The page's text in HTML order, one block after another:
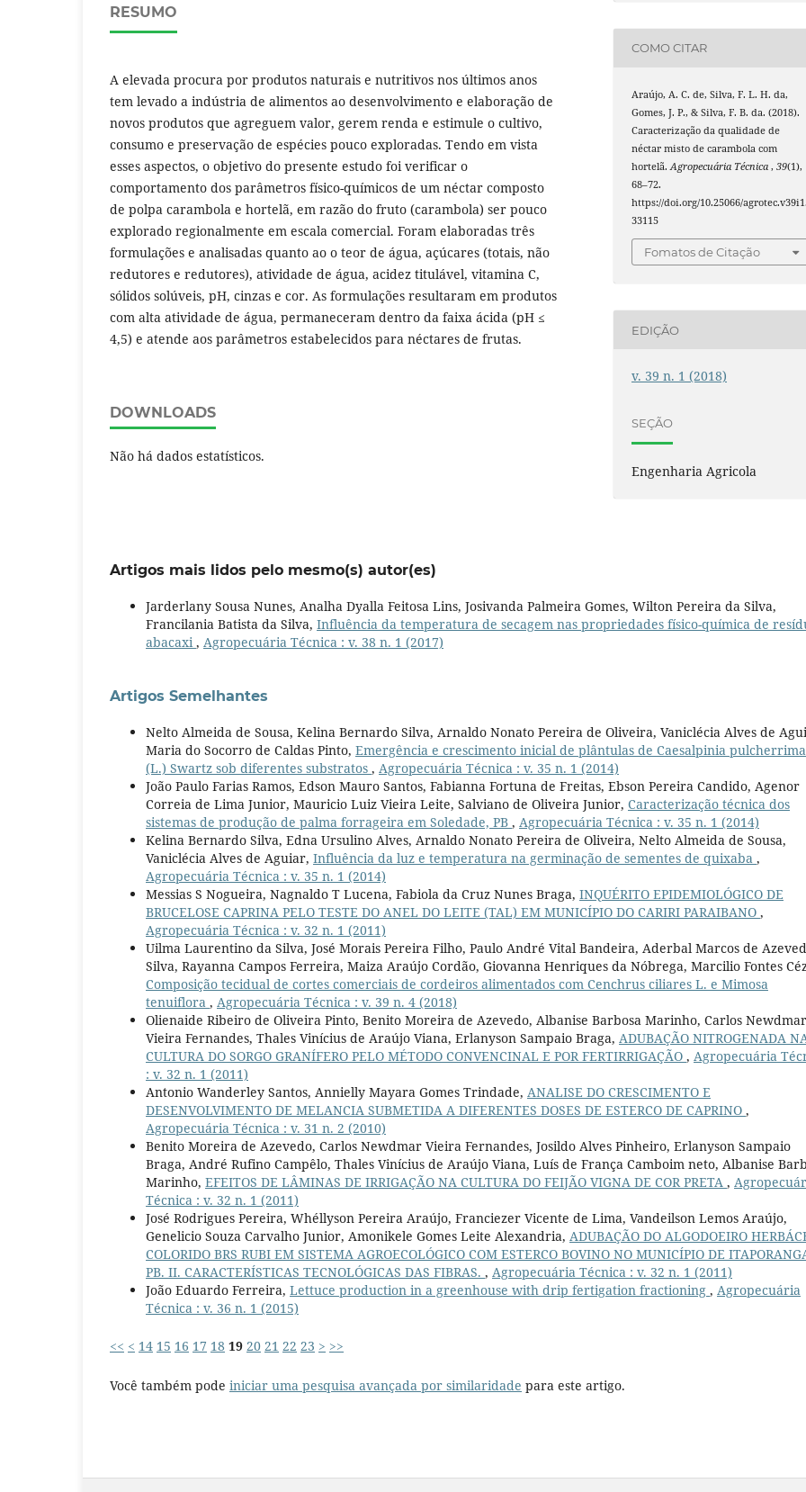
RESUMO
A elevada procura por produtos naturais e nutritivos nos últimos anos
tem levado a indústria de alimentos ao desenvolvimento e elaboração de
novos produtos que agreguem valor, gerem renda e estimule o cultivo,
consumo e preservação de espécies pouco exploradas. Tendo em vista
esses aspectos, o objetivo do presente estudo foi verificar o
comportamento dos parâmetros físico-químicos de um néctar composto
de polpa carambola e hortelã, em razão do fruto (carambola) ser pouco
explorado regionalmente em escala comercial. Foram elaboradas três
formulações e analisadas quanto ao o teor de água, açúcares (totais, não
redutores e redutores), atividade de água, acidez titulável, vitamina C,
sólidos solúveis, pH, cinzas e cor. As formulações resultaram em produtos
com alta atividade de água, permaneceram dentro da faixa ácida (pH ≤
4,5) e atende aos parâmetros estabelecidos para néctares de frutas.
DOWNLOADS
Não há dados estatísticos.
COMO CITAR
Araújo, A. C. de, Silva, F. L. H. da,
Gomes, J. P., & Silva, F. B. da. (2018).
Caracterização da qualidade de
néctar misto de carambola com
hortelã.Agropecuária Técnica,39(1),
68–72.
https://doi.org/10.25066/
33115
Fomatos de Citação
EDIÇÃO
v. 39 n. 1 (2018)
SEÇÃO
Engenharia Agricola
Artigos mais lidos pelo mesmo(s) autor(es)
Jarderlany Sousa Nunes, Analha Dyalla Feitosa Lins, Josivanda Palmeira Gomes, Wilton Pereira da Silva,
Francilania Batista da Silva, Influência da temperatura de secagem nas propriedades físico-química de
abacaxi, Agropecuária Técnica : v. 38 n. 1 (2017)
Artigos Semelhantes
Nelto Almeida de Sousa, Kelina Bernardo Silva, Arnaldo Nonato Pereira de Oliveira, Vaniclécia Alves de
Maria do Socorro de Caldas Pinto, Emergência e crescimento inicial de plântulas de Caesalpinia pulcherrima
(L.) Swartz sob diferentes substratos , Agropecuária Técnica : v. 35 n. 1 (2014)
João Paulo Farias Ramos, Edson Mauro Santos, Fabianna Fortuna de Freitas, Ebson Pereira Candido, Agenor
Correia de Lima Junior, Mauricio Luiz Vieira Leite, Salviano de Oliveira Junior, Caracterização técnica dos
sistemas de produção de palma forrageira em Soledade, PB , Agropecuária Técnica : v. 35 n. 1 (2014)
Kelina Bernardo Silva, Edna Ursulino Alves, Arnaldo Nonato Pereira de Oliveira, Nelto Almeida de Sousa,
Vaniclécia Alves de Aguiar, Influência da luz e temperatura na germinação de sementes de quixaba ,
Agropecuária Técnica : v. 35 n. 1 (2014)
Messias S Nogueira, Nagnaldo T Lucena, Fabiola da Cruz Nunes Braga, INQUÉRITO EPIDEMIOLÓGICO DE
BRUCELOSE CAPRINA PELO TESTE DO ANEL DO LEITE (TAL) EM MUNICÍPIO DO CARIRI PARAIBANO ,
Agropecuária Técnica : v. 32 n. 1 (2011)
Uilma Laurentino da Silva, José Morais Pereira Filho, Paulo André Vital Bandeira, Aderbal Marcos de
Silva, Rayanna Campos Ferreira, Maiza Araújo Cordão, Giovanna Henriques da Nóbrega, Marcilio Fontes
Composição tecidual de cortes comerciais de cordeiros alimentados com Cenchrus ciliares L. e Mimosa
tenuiflora , Agropecuária Técnica : v. 39 n. 4 (2018)
Olienaide Ribeiro de Oliveira Pinto, Benito Moreira de Azevedo, Albanise Barbosa Marinho, Carlos Newdmar
Vieira Fernandes, Thales Vinícius de Araújo Viana, Erlanyson Sampaio Braga, ADUBAÇÃO NITROGENADA
CULTURA DO SORGO GRANÍFERO PELO MÉTODO CONVENCINAL E POR FERTIRRIGAÇÃO , Agropecuária
: v. 32 n. 1 (2011)
Antonio Wanderley Santos, Annielly Mayara Gomes Trindade, ANALISE DO CRESCIMENTO E
DESENVOLVIMENTO DE MELANCIA SUBMETIDA A DIFERENTES DOSES DE ESTERCO DE CAPRINO ,
Agropecuária Técnica : v. 31 n. 2 (2010)
Benito Moreira de Azevedo, Carlos Newdmar Vieira Fernandes, Josildo Alves Pinheiro, Erlanyson Sampaio
Braga, André Rufino Campêlo, Thales Vinícius de Araújo Viana, Luís de França Camboim neto, Albanise
Marinho, EFEITOS DE LÂMINAS DE IRRIGAÇÃO NA CULTURA DO FEIJÃO VIGNA DE COR PRETA ,
Técnica : v. 32 n. 1 (2011)
José Rodrigues Pereira, Whéllyson Pereira Araújo, Franciezer Vicente de Lima, Vandeilson Lemos Araújo,
Genelicio Souza Carvalho Junior, Amonikele Gomes Leite Alexandria, ADUBAÇÃO DO ALGODOEIRO
COLORIDO BRS RUBI EM SISTEMA AGROECOLÓGICO COM ESTERCO BOVINO NO MUNICÍPIO DE
PB. II. CARACTERÍSTICAS TECNOLÓGICAS DAS FIBRAS. , Agropecuária Técnica : v. 32 n. 1 (2011)
João Eduardo Ferreira, Lettuce production in a greenhouse with drip fertigation fractioning , Agropecuária
Técnica : v. 36 n. 1 (2015)
<< < 14 15 16 17 18 19 20 21 22 23 > >>
Você também pode iniciar uma pesquisa avançada por similaridade para este artigo.